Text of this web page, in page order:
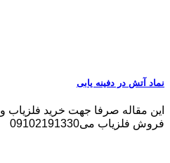
نماد آتش در دفینه یابی
این مقاله صرفا جهت خرید فلزیاب
فروش فلزیاب می09102191330